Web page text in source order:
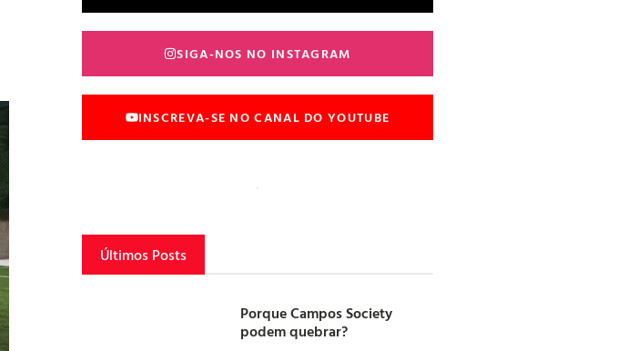
SIGA-NOS NO INSTAGRAM
INSCREVA-SE NO CANAL DO YOUTUBE
Últimos Posts
Porque Campos Society
podem quebrar?